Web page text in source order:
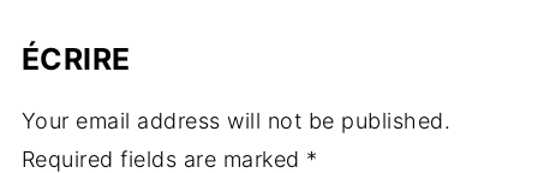
ÉCRIRE
Your email address will not be published.
Required fields are marked *